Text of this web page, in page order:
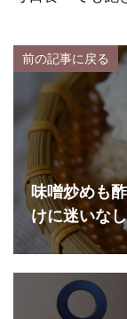
前の記事に戻る
味噌炒めも
けに迷いなし